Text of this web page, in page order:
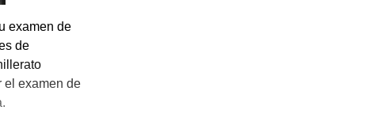
examen de
de
el examen de